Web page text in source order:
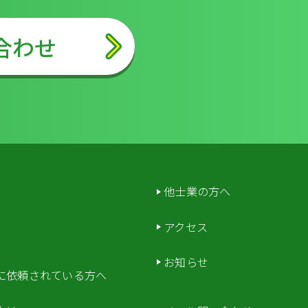
わせ
依頼されている方へ
他士業の方へ
アクセス
お知らせ